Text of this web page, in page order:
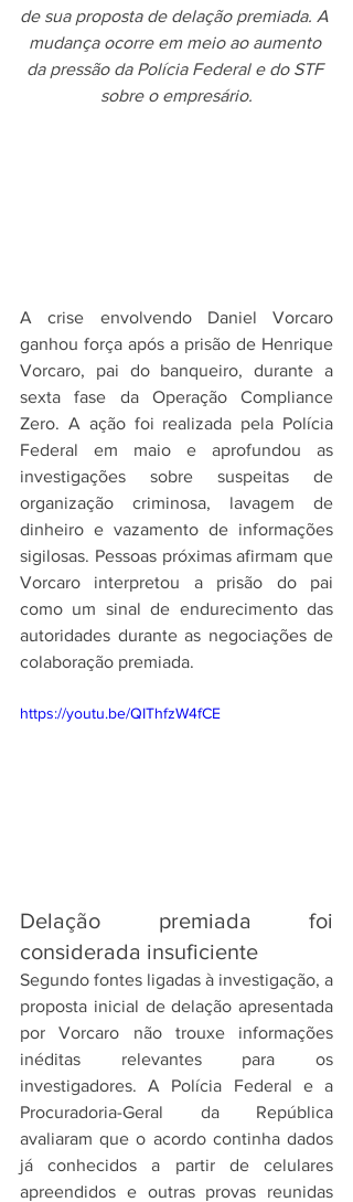
de sua proposta de delação premiada. A
mudança ocorre em meio ao aumento
da pressão da Polícia Federal e do STF
sobre o empresário.
A crise envolvendo Daniel Vorcaro
ganhou força após a prisão de Henrique
Vorcaro, pai do banqueiro, durante a
sexta fase da Operação Compliance
Zero. A ação foi realizada pela Polícia
Federal em maio e aprofundou as
investigações sobre suspeitas de
organização criminosa, lavagem de
dinheiro e vazamento de informações
sigilosas. Pessoas próximas afirmam que
Vorcaro interpretou a prisão do pai
como um sinal de endurecimento das
autoridades durante as negociações de
colaboração premiada.
https://youtu.be/QIThfzW4fCE
Delação premiada foi
considerada insuficiente
Segundo fontes ligadas à investigação, a
proposta inicial de delação apresentada
por Vorcaro não trouxe informações
inéditas relevantes para os
investigadores. A Polícia Federal e a
Procuradoria-Geral da República
avaliaram que o acordo continha dados
já conhecidos a partir de celulares
apreendidos e outras provas reunidas